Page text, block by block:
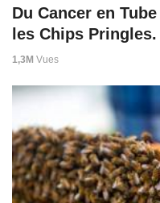
Du Cancer en
les Chips Pringles.
1,3M Vues